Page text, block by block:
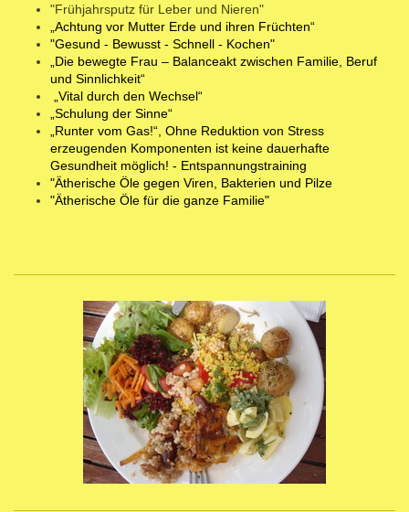
"Frühjahrsputz für Leber und Nieren"
„Achtung vor Mutter Erde und ihren Früchten“
"Gesund - Bewusst - Schnell - Kochen"
„Die bewegte Frau – Balanceakt zwischen Familie, Beruf
und Sinnlichkeit“
„Vital durch den Wechsel“
„Schulung der Sinne“
„Runter vom Gas!“, Ohne Reduktion von Stress
erzeugenden Komponenten ist keine dauerhafte
Gesundheit möglich! - Entspannungstraining
"Ätherische Öle gegen Viren, Bakterien und Pilze
"Ätherische Öle für die ganze Familie"